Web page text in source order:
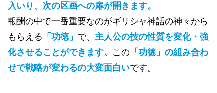
入いり、次の区画への扉が開きます。
報酬の中で一番重要なのがギリシャ神話の神々から
もらえる 「功徳」 で、 主人公の技の性質を変化・強
化させることができます。この 「功徳」の組み合わ
せで戦略が変わるの大変面白いです。